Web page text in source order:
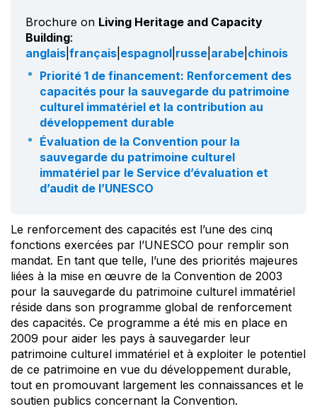
Brochure on Living Heritage and Capacity
Building:
anglais français espagnol russe arabe chinois
Priorité 1 de financement: Renforcement des
capacités pour la sauvegarde du patrimoine
culturel immatériel et la contribution au
développement durable
Évaluation de la Convention pour la
sauvegarde du patrimoine culturel
immatériel par le Service d’évaluation et
d’audit de l’UNESCO
Le renforcement des capacités est l’une des cinq
fonctions exercées par l’UNESCO pour remplir son
mandat. En tant que telle, l’une des priorités majeures
liées à la mise en œuvre de la Convention de 2003
pour la sauvegarde du patrimoine culturel immatériel
réside dans son programme global de renforcement
des capacités. Ce programme a été mis en place en
2009 pour aider les pays à sauvegarder leur
patrimoine culturel immatériel et à exploiter le potentiel
de ce patrimoine en vue du développement durable,
tout en promouvant largement les connaissances et le
soutien publics concernant la Convention.